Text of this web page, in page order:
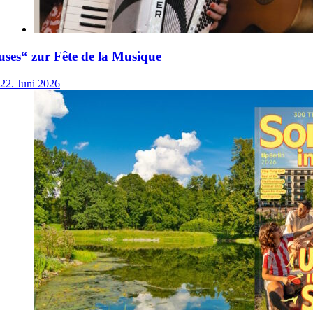
zur Fête de la Musique
22. Juni 2026